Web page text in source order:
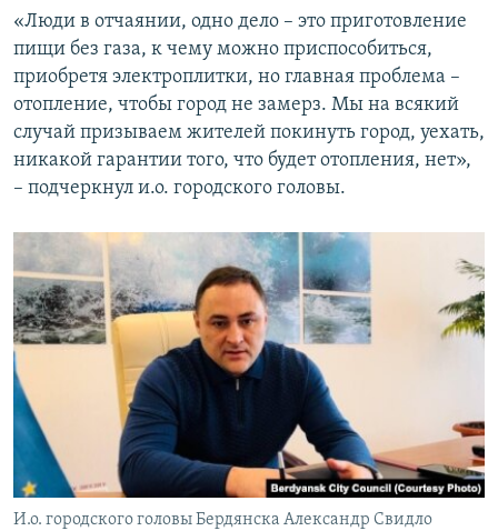
«Люди в отчаянии, одно дело – это приготовление
пищи без газа, к чему можно приспособиться,
приобретя электроплитки, но главная проблема –
отопление, чтобы город не замерз. Мы на всякий
случай призываем жителей покинуть город, уехать,
никакой гарантии того, что будет отопления, нет»,
– подчеркнул и.о. городского головы.
И.о. городского головы Бердянска Александр Свидло